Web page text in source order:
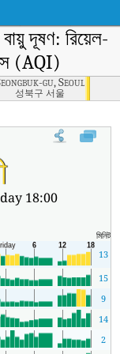
দূষণ: রিয়েল-
(AQI)
gu, Seoul
성북구 서울
ri, Seoul-এর রিয়েল-টাইম এয়ার
18:00
মিনিট
13
15
9
14
2